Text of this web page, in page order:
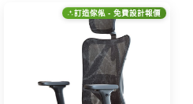
訂造傢俬 - 免費設計報價